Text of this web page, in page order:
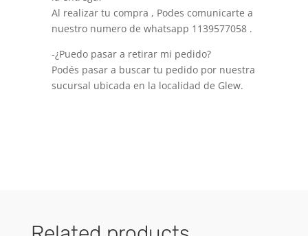
Al realizar tu compra , Podes comunicarte a
nuestro numero de whatsapp 1139577058 .
-¿Puedo pasar a retirar mi pedido?
Podés pasar a buscar tu pedido por nuestra
sucursal ubicada en la localidad de Glew.